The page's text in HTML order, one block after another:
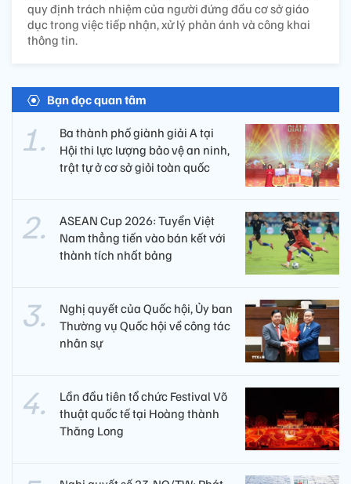
quy định trách nhiệm của người đứng đầu cơ sở giáo
dục trong việc tiếp nhận, xử lý phản ánh và công khai
thông tin.
Bạn đọc quan tâm
Ba thành phố giành giải A tại
Hội thi lực lượng bảo vệ an ninh,
trật tự ở cơ sở giỏi toàn quốc
ASEAN Cup 2026: Tuyển Việt
Nam thẳng tiến vào bán kết với
thành tích nhất bảng
Nghị quyết của Quốc hội, Ủy ban
Thường vụ Quốc hội về công tác
nhân sự
Lần đầu tiên tổ chức Festival Võ
thuật quốc tế tại Hoàng thành
Thăng Long